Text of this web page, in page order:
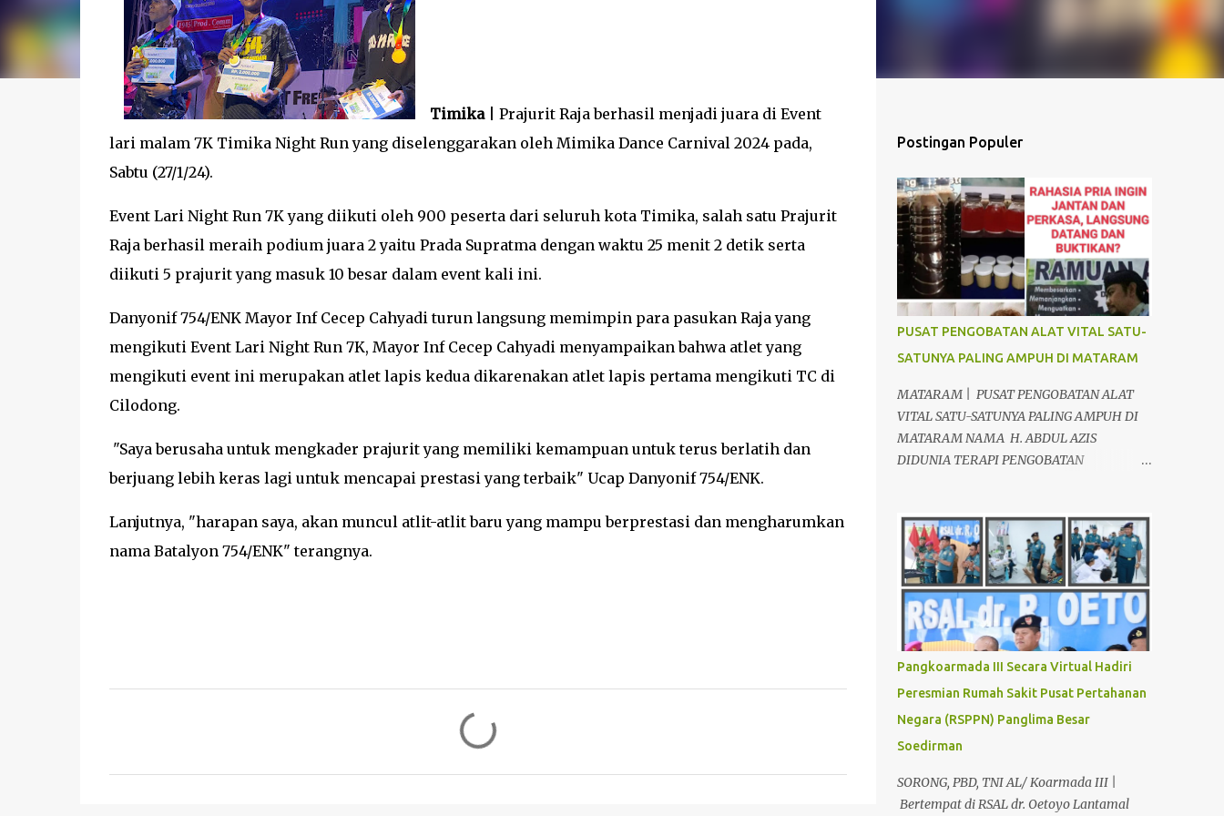
Timika| Prajurit Raja berhasil menjadi juara di Event
lari malam 7K Timika Night Run yang diselenggarakan oleh Mimika Dance Carnival 2024 pada,
Sabtu (27/1/24).
Event Lari Night Run 7K yang diikuti oleh 900 peserta dari seluruh kota Timika, salah satu Prajurit
Raja berhasil meraih podium juara 2 yaitu Prada Supratma dengan waktu 25 menit 2 detik serta
diikuti 5 prajurit yang masuk 10 besar dalam event kali ini.
Danyonif 754/ENK Mayor Inf Cecep Cahyadi turun langsung memimpin para pasukan Raja yang
mengikuti Event Lari Night Run 7K, Mayor Inf Cecep Cahyadi menyampaikan bahwa atlet yang
mengikuti event ini merupakan atlet lapis kedua dikarenakan atlet lapis pertama mengikuti TC di
Cilodong.
"Saya berusaha untuk mengkader prajurit yang memiliki kemampuan untuk terus berlatih dan
berjuang lebih keras lagi untuk mencapai prestasi yang terbaik" Ucap Danyonif 754/ENK.
Lanjutnya, "harapan saya, akan muncul atlit-atlit baru yang mampu berprestasi dan mengharumkan
nama Batalyon 754/ENK" terangnya.
Postingan Populer
PUSAT PENGOBATAN ALAT VITAL SATU-
SATUNYA PALING AMPUH DI MATARAM
MATARAM | PUSAT PENGOBATAN ALAT
VITAL SATU-SATUNYA PALING AMPUH DI
MATARAM NAMA H. ABDUL AZIS
DIDUNIA TERAPI PENGOBATAN
KEMBALI JANTAN DAN PERKASA, sudah
tidak asing lagi dimata warga baik para
pria maupun wanita, terutama bapak-
bapak dan ibu-ibu. Lokasi Prakteknya Yang
sudah menyebar diseluruh daerah di
Indonesia Sangat Dibutuhkan di Mata
Warga Membuat Pengobatan Keperkasaan
Pria, H. Abdul Azis sangat
direkomendasikan. ANDA INGIN MENCARI
PENGOBATAN KEPERKASAAN Paling
Ampuh Di Kota Terdekat Di Mataram,?
Dengan Waktu Yang Cepat Untuk
Menyembuhkan Berbagai keluhan Alat
Pangkoarmada III Secara Virtual Hadiri
Peresmian Rumah Sakit Pusat Pertahanan
Negara (RSPPN) Panglima Besar
Soedirman
SORONG, PBD, TNI AL/ Koarmada III |
Bertempat di RSAL dr. Oetoyo Lantamal